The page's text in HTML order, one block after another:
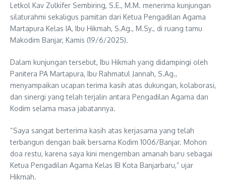
Letkol Kav Zulkifer Sembiring, S.E., M.M. menerima kunjungan
silaturahmi sekaligus pamitan dari Ketua Pengadilan Agama
Martapura Kelas IA, Ibu Hikmah, S.Ag., M.Sy., di ruang tamu
Makodim Banjar, Kamis (19/6/2025).
Dalam kunjungan tersebut, Ibu Hikmah yang didampingi oleh
Panitera PA Martapura, Ibu Rahmatul Jannah, S.Ag.,
menyampaikan ucapan terima kasih atas dukungan, kolaborasi,
dan sinergi yang telah terjalin antara Pengadilan Agama dan
Kodim selama masa jabatannya.
“Saya sangat berterima kasih atas kerjasama yang telah
terbangun dengan baik bersama Kodim 1006/Banjar. Mohon
doa restu, karena saya kini mengemban amanah baru sebagai
Ketua Pengadilan Agama Kelas IB Kota Banjarbaru,” ujar
Hikmah.